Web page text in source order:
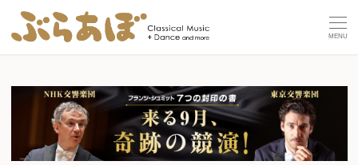
MENU